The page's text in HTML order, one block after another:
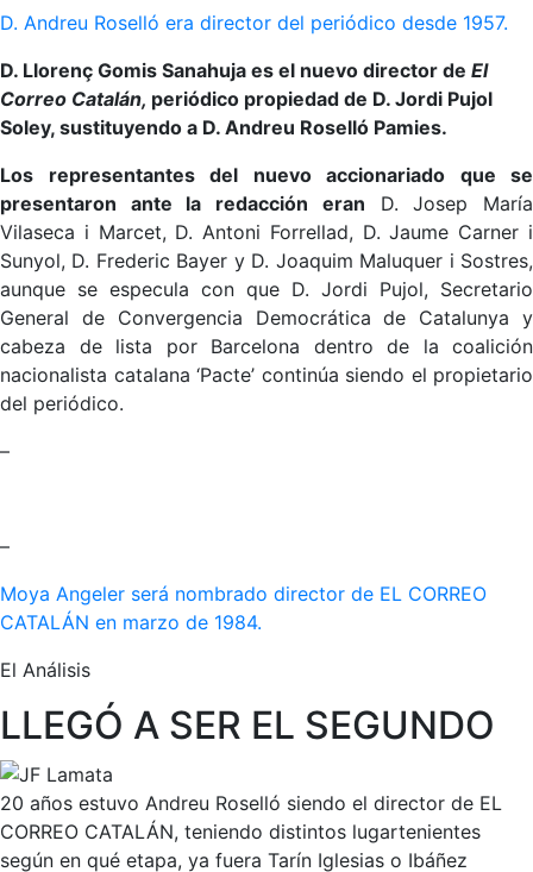
D. Andreu Roselló era director del periódico desde 1957.
D. Llorenç Gomis Sanahuja es el nuevo director de El
Correo Catalán, periódico propiedad de D. Jordi Pujol
Soley, sustituyendo a D. Andreu Roselló Pamies.
Los representantes del nuevo accionariado que se
presentaron ante la redacción eran D. Josep María
Vilaseca i Marcet, D. Antoni Forrellad, D. Jaume Carner i
Sunyol, D. Frederic Bayer y D. Joaquim Maluquer i Sostres,
aunque se especula con que D. Jordi Pujol, Secretario
General de Convergencia Democrática de Catalunya y
cabeza de lista por Barcelona dentro de la coalición
nacionalista catalana ‘Pacte’ continúa siendo el propietario
del periódico.
–
–
Moya Angeler será nombrado director de EL CORREO
CATALÁN en marzo de 1984.
El Análisis
LLEGÓ A SER EL SEGUNDO
20 años estuvo Andreu Roselló siendo el director de EL
CORREO CATALÁN, teniendo distintos lugartenientes
según en qué etapa, ya fuera Tarín Iglesias o Ibáñez